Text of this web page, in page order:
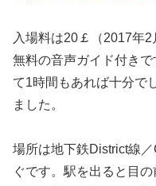
入場料は20￡（2017年2
無料の音声ガイド付き
て1時間もあれば十分で
ました。
場所は地下鉄District線
ぐです。駅を出ると目